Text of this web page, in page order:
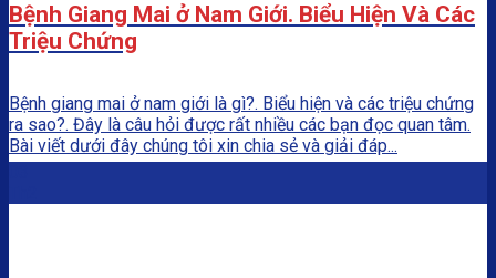
Bệnh Giang Mai ở Nam Giới. Biểu Hiện Và Các
Triệu Chứng
Bệnh giang mai ở nam giới là gì?. Biểu hiện và các triệu chứng
ra sao?. Đây là câu hỏi được rất nhiều các bạn đọc quan tâm.
Bài viết dưới đây chúng tôi xin chia sẻ và giải đáp...